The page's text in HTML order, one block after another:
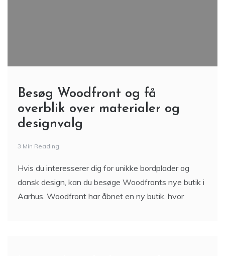
Besøg Woodfront og få
overblik over materialer og
designvalg
3 Min Reading
Hvis du interesserer dig for unikke bordplader og
dansk design, kan du besøge Woodfronts nye butik i
Aarhus. Woodfront har åbnet en ny butik, hvor